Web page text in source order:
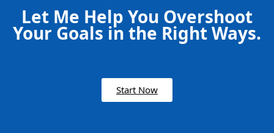
Let Me Help You Overshoot
Your Goals in the Right Ways.
Start Now